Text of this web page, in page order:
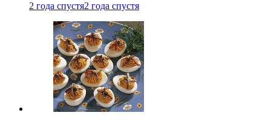
2 года спустя2 года спустя